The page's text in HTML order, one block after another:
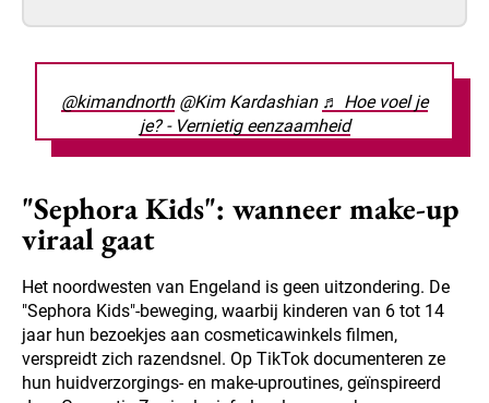
@kimandnorth@Kim Kardashian ♬ Hoe voel je
je? - Vernietig eenzaamheid
"Sephora Kids": wanneer make-up
viraal gaat
Het noordwesten van Engeland is geen uitzondering. De
"Sephora Kids"-beweging, waarbij kinderen van 6 tot 14
jaar hun bezoekjes aan cosmeticawinkels filmen,
verspreidt zich razendsnel. Op TikTok documenteren ze
hun huidverzorgings- en make-uproutines, geïnspireerd